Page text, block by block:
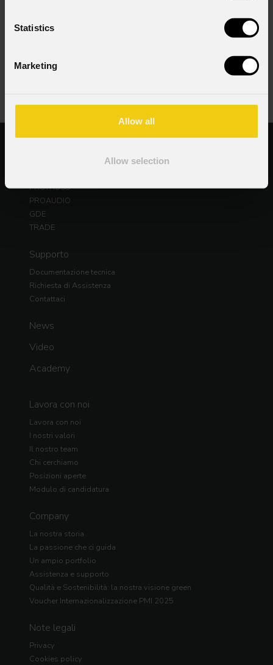
Statistics
Marketing
Allow all
Allow selection
acconsento al trattamento ai sensi dell'art. 6 del
GDPR (Privacy Policy).
Prodotti
PROTRUSS
PROAUDIO
GDE
TRADE
Supporto
Documentazione tecnica
Richiesta di Assistenza
Contattaci
News
Video
Academy
Lavora con noi
Lavora con noi
I nostri valori
Il nostro team
Chi cerchiamo
Posizioni aperte
Modulo di candidatura
Company
La nostra storia
La passione che ci guida
Un ampio portfolio
Assistenza e supporto
Qualità e Sostenibilità: la nostra visione green
Voucher Internazionalizzazione PMI 2025
Note legali
Privacy
Cookies policy